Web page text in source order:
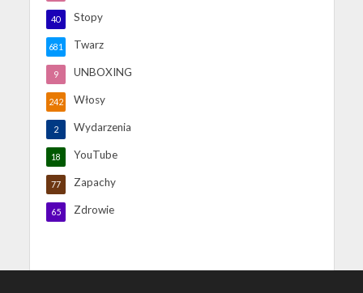
Stopy
40
Twarz
681
UNBOXING
9
Włosy
242
Wydarzenia
2
YouTube
18
Zapachy
77
Zdrowie
65